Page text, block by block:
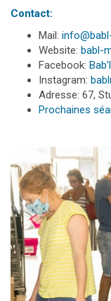
Contact:
Mail:
Website: babl-
Facebook:
Instagram:
Adresse: 67,
Prochaines